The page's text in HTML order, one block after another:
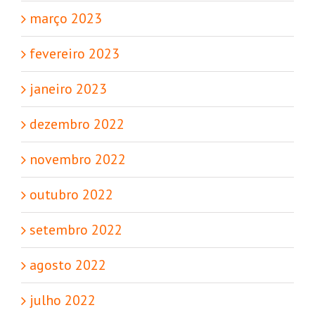
março 2023
fevereiro 2023
janeiro 2023
dezembro 2022
novembro 2022
outubro 2022
setembro 2022
agosto 2022
julho 2022